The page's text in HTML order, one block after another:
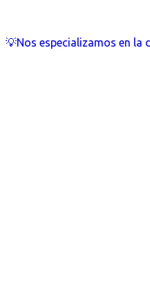
💡Nos especializamos en la